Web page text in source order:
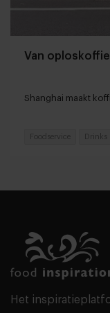
Van
Shanghai maakt
Foodservice Drinks
Het